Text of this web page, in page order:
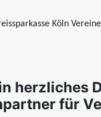
Köln
herzliches
für